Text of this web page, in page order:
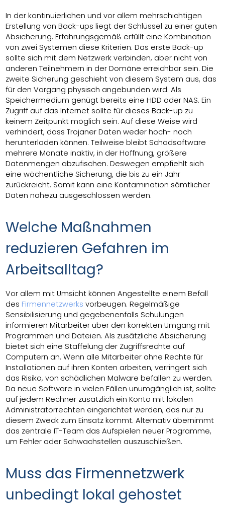
In der kontinuierlichen und vor allem mehrschichtigen
Erstellung von Back-ups liegt der Schlüssel zu einer guten
Absicherung. Erfahrungsgemäß erfüllt eine Kombination
von zwei Systemen diese Kriterien. Das erste Back-up
sollte sich mit dem Netzwerk verbinden, aber nicht von
anderen Teilnehmern in der Domäne erreichbar sein. Die
zweite Sicherung geschieht von diesem System aus, das
für den Vorgang physisch angebunden wird. Als
Speichermedium genügt bereits eine HDD oder NAS. Ein
Zugriff auf das Internet sollte für dieses Back-up zu
keinem Zeitpunkt möglich sein. Auf diese Weise wird
verhindert, dass Trojaner Daten weder hoch- noch
herunterladen können. Teilweise bleibt Schadsoftware
mehrere Monate inaktiv, in der Hoffnung, größere
Datenmengen abzufischen. Deswegen empfiehlt sich
eine wöchentliche Sicherung, die bis zu ein Jahr
zurückreicht. Somit kann eine Kontamination sämtlicher
Daten nahezu ausgeschlossen werden.
Welche Maßnahmen
reduzieren Gefahren im
Arbeitsalltag?
Vor allem mit Umsicht können Angestellte einem Befall
des Firmennetzwerks vorbeugen. Regelmäßige
Sensibilisierung und gegebenenfalls Schulungen
informieren Mitarbeiter über den korrekten Umgang mit
Programmen und Dateien. Als zusätzliche Absicherung
bietet sich eine Staffelung der Zugriffsrechte auf
Computern an. Wenn alle Mitarbeiter ohne Rechte für
Installationen auf ihren Konten arbeiten, verringert sich
das Risiko, von schädlichen Malware befallen zu werden.
Da neue Software in vielen Fällen unumgänglich ist, sollte
auf jedem Rechner zusätzlich ein Konto mit lokalen
Administratorrechten eingerichtet werden, das nur zu
diesem Zweck zum Einsatz kommt. Alternativ übernimmt
das zentrale IT-Team das Aufspielen neuer Programme,
um Fehler oder Schwachstellen auszuschließen.
Muss das Firmennetzwerk
unbedingt lokal gehostet